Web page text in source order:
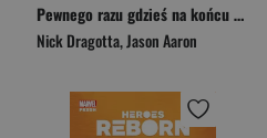
Pewnego razu gdzieś na końcu świata. Księga 3
Nick Dragotta,Jason Aaron